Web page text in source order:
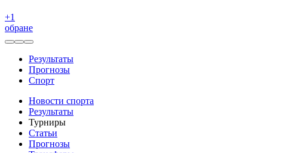
+1
обране
Результаты
Прогнозы
Спорт
Новости спорта
Результаты
Турниры
Статьи
Прогнозы